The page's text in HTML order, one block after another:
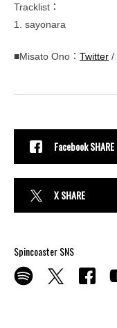
Tracklist：
1. sayonara
■Misato Ono： Twitter /
Facebook SHARE
X SHARE
Spincoaster SNS